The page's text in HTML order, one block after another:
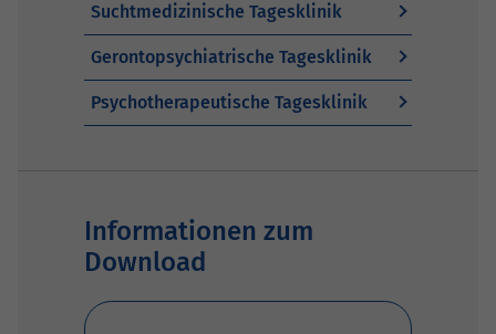
Suchtmedizinische Tagesklinik
Gerontopsychiatrische Tagesklinik
Psychotherapeutische Tagesklinik
Informationen zum
Download